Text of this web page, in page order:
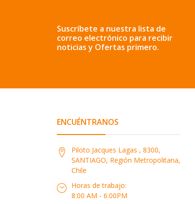
Suscríbete a nuestra lista de
correo electrónico para recibir
noticias y Ofertas primero.
ENCUÉNTRANOS
Piloto Jacques Lagas , 8300,
SANTIAGO, Región Metropolitana,
Chile
Horas de trabajo:
8:00 AM - 6:00PM